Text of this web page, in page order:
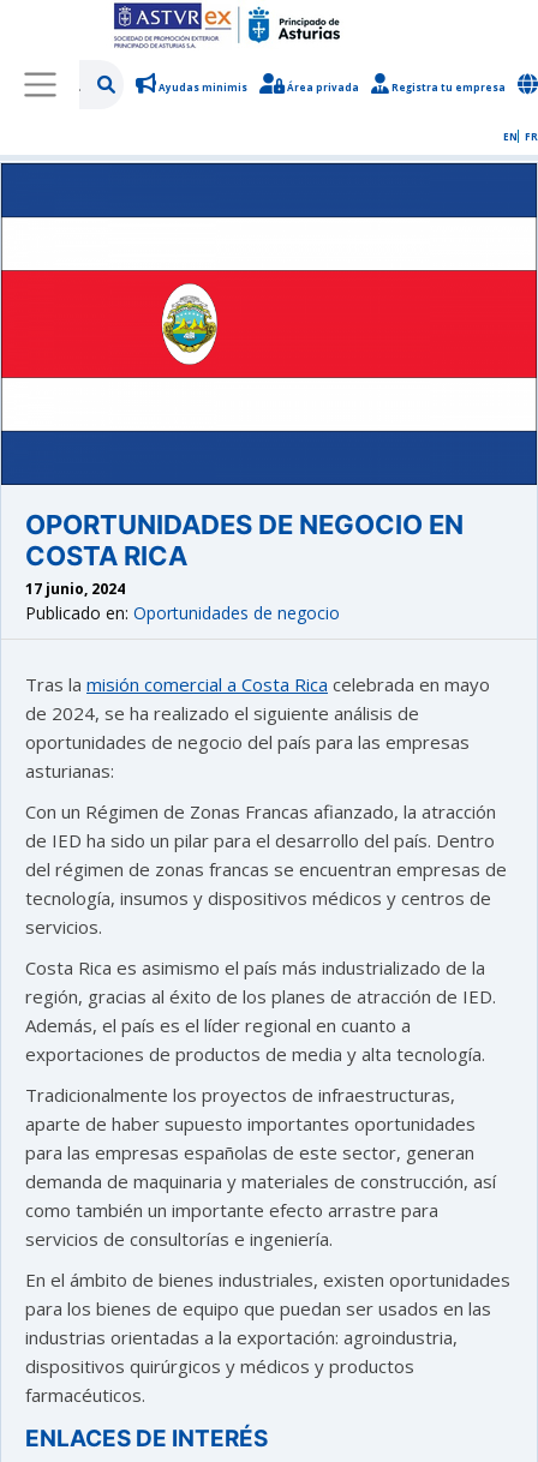
Ayudas minimis Área privada Registra tu empresa
EN FR
OPORTUNIDADES DE NEGOCIO EN
COSTA RICA
17 junio, 2024
Publicado en: Oportunidades de negocio
Tras la misión comercial a Costa Rica celebrada en mayo
de 2024, se ha realizado el siguiente análisis de
oportunidades de negocio del país para las empresas
asturianas:
Con un Régimen de Zonas Francas afianzado, la atracción
de IED ha sido un pilar para el desarrollo del país. Dentro
del régimen de zonas francas se encuentran empresas de
tecnología, insumos y dispositivos médicos y centros de
servicios.
Costa Rica es asimismo el país más industrializado de la
región, gracias al éxito de los planes de atracción de IED.
Además, el país es el líder regional en cuanto a
exportaciones de productos de media y alta tecnología.
Tradicionalmente los proyectos de infraestructuras,
aparte de haber supuesto importantes oportunidades
para las empresas españolas de este sector, generan
demanda de maquinaria y materiales de construcción, así
como también un importante efecto arrastre para
servicios de consultorías e ingeniería.
En el ámbito de bienes industriales, existen oportunidades
para los bienes de equipo que puedan ser usados en las
industrias orientadas a la exportación: agroindustria,
dispositivos quirúrgicos y médicos y productos
farmacéuticos.
ENLACES DE INTERÉS